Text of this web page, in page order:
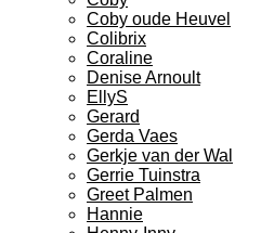
Coby oude Heuvel
Colibrix
Coraline
Denise Arnoult
EllyS
Gerard
Gerda Vaes
Gerkje van der Wal
Gerrie Tuinstra
Greet Palmen
Hannie